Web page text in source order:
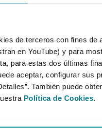
de terceros con fines
en YouTube) y para
para estas dos últimas
aceptar, configurar sus
También puede
Política de Cookies.
Cooperativa de
perteneciente
Català
Cooperativa de